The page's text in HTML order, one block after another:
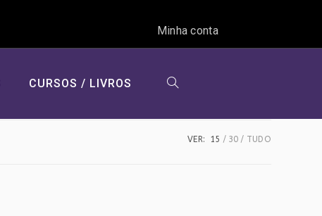
Minha conta
CURSOS / LIVROS ALTERNAR
VER: 15 30 TUDO